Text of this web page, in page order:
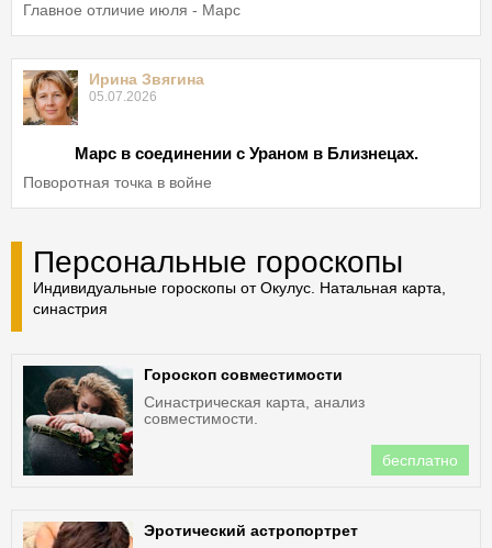
Главное отличие июля - Марс
Ирина Звягина
05.07.2026
Марс в соединении с Ураном в Близнецах.
Поворотная точка в войне
Персональные гороскопы
Индивидуальные гороскопы от Окулус. Натальная карта,
синастрия
Гороскоп совместимости
Синастрическая карта, анализ
совместимости.
бесплатно
Эротический астропортрет